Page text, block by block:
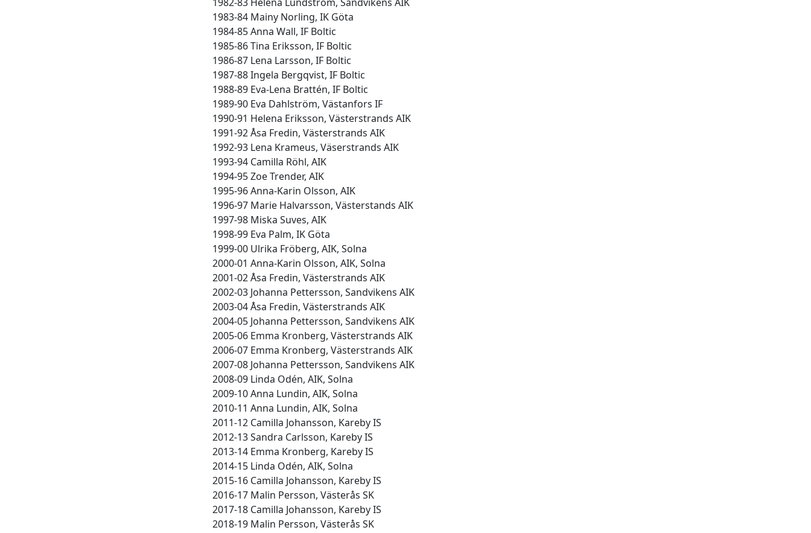
1983-84 Mainy Norling, IK Göta
1984-85 Anna Wall, IF Boltic
1985-86 Tina Eriksson, IF Boltic
1986-87 Lena Larsson, IF Boltic
1987-88 Ingela Bergqvist, IF Boltic
1988-89 Eva-Lena Brattén, IF Boltic
1989-90 Eva Dahlström, Västanfors IF
1990-91 Helena Eriksson, Västerstrands AIK
1991-92 Åsa Fredin, Västerstrands AIK
1992-93 Lena Krameus, Väserstrands AIK
1993-94 Camilla Röhl, AIK
1994-95 Zoe Trender, AIK
1995-96 Anna-Karin Olsson, AIK
1996-97 Marie Halvarsson, Västerstands AIK
1997-98 Miska Suves, AIK
1998-99 Eva Palm, IK Göta
1999-00 Ulrika Fröberg, AIK, Solna
2000-01 Anna-Karin Olsson, AIK, Solna
2001-02 Åsa Fredin, Västerstrands AIK
2002-03 Johanna Pettersson, Sandvikens AIK
2003-04 Åsa Fredin, Västerstrands AIK
2004-05 Johanna Pettersson, Sandvikens AIK
2005-06 Emma Kronberg, Västerstrands AIK
2006-07 Emma Kronberg, Västerstrands AIK
2007-08 Johanna Pettersson, Sandvikens AIK
2008-09 Linda Odén, AIK, Solna
2009-10 Anna Lundin, AIK, Solna
2010-11 Anna Lundin, AIK, Solna
2011-12 Camilla Johansson, Kareby IS
2012-13 Sandra Carlsson, Kareby IS
2013-14 Emma Kronberg, Kareby IS
2014-15 Linda Odén, AIK, Solna
2015-16 Camilla Johansson, Kareby IS
2016-17 Malin Persson, Västerås SK
2017-18 Camilla Johansson, Kareby IS
2018-19 Malin Persson, Västerås SK